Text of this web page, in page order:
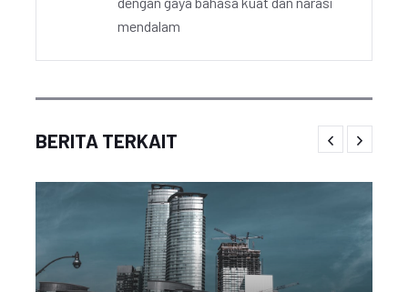
mendalam
BERITA TERKAIT